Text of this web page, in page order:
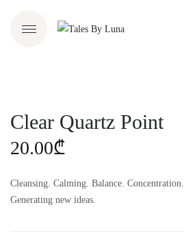
Clear Quartz Point
20.00₾
Cleansing. Calming. Balance.
Generating new ideas.